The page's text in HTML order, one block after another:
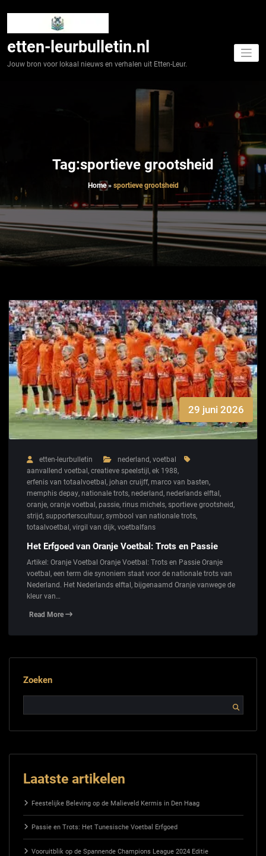
etten-leurbulletin.nl
Jouw bron voor lokaal nieuws en verhalen uit Etten-Leur.
Tag:sportieve grootsheid
Home» sportieve grootsheid
29 juni 2026
etten-leurbulletin nederland, voetbal
aanvallend voetbal , creatieve speelstijl , ek 1988,
erfenis van totaalvoetbal , johan cruijff, marco van basten,
memphis depay, nationale trots, nederland, nederlands elftal ,
oranje, oranje voetbal , passie, rinus michels, sportieve grootsheid,
strijd, supporterscultuur, symbool van nationale trots,
totaalvoetbal , virgil van dijk, voetbalfans
Het Erfgoed van Oranje Voetbal: Trots en Passie
Artikel: Oranje Voetbal Oranje Voetbal: Trots en Passie Oranje
voetbal, een term die synoniem staat voor de nationale trots van
Nederland. Het Nederlands elftal, bijgenaamd Oranje vanwege de
kleur van…
Read More
Zoeken
Laatste artikelen
Feestelijke Beleving op de Malieveld Kermis in Den Haag
Passie en Trots: Het Tunesische Voetbal Erfgoed
Vooruitblik op de Spannende Champions League 2024 Editie